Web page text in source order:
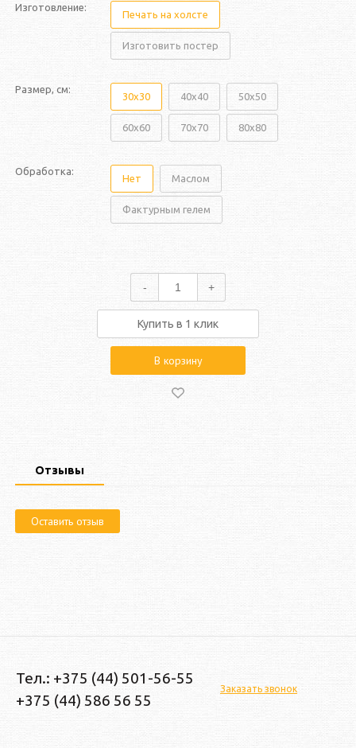
Изготовление:
Печать на холсте
Изготовить постер
Размер, см:
30x30 40x40 50x50
60x60 70x70 80x80
Обработка:
Нет Маслом
Фактурным гелем
- +
Купить в 1 клик
В корзину
Отзывы
Оставить отзыв
Тел.: +375 (44) 501-56-55
+375 (44) 586 56 55
Заказать звонок